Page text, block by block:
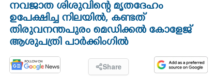
OPINION
PHOTOS
നവജാത ശിശുവിന്റെ മൃതദേഹം
ഉപേക്ഷിച്ച നിലയിൽ, കണ്ടത്
തിരുവനന്തപുരം മെഡിക്കൽ കോളേജ്
ആശുപത്രി പാർക്കിംഗിൽ
Share